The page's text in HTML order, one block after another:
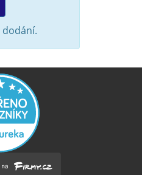
dodání.